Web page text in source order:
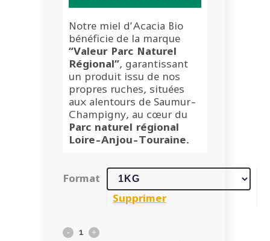
Notre miel d’Acacia Bio
bénéficie de la marque
“Valeur Parc Naturel
Régional”, garantissant
un produit issu de nos
propres ruches, situées
aux alentours de Saumur-
Champigny, au cœur du
Parc naturel régional
Loire-Anjou-Touraine.
Format
Supprimer
Miel